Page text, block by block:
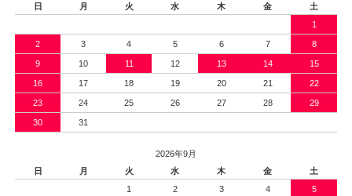
日
月 火 水 木 金
土
1
2 3 4 5 6 7 8
9 10 11 12 13 14 15
16 17 18 19 20 21 22
23 24 25 26 27 28 29
30 31
2026年9月
日
月 火 水 木 金
土
1
2 3 4 5